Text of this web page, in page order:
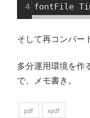
4 fontFile
そして再コンバー
多分運用環境を作
で、メモ書き。
pdf xpdf